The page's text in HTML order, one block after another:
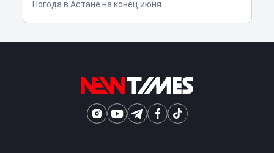
Погода в Астане на конец июня